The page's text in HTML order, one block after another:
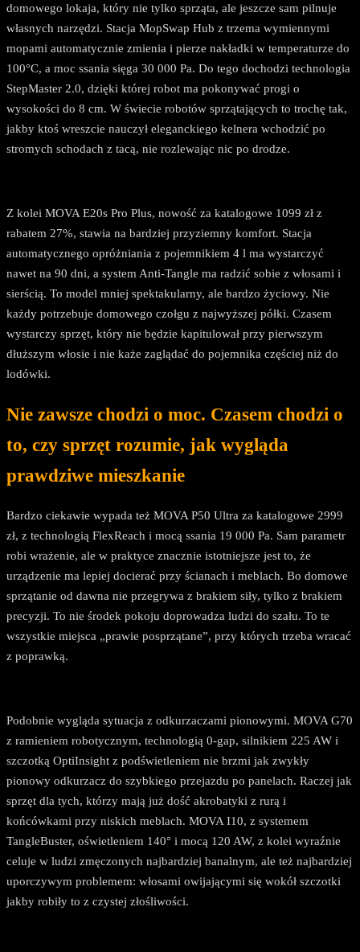
domowego lokaja, który nie tylko sprząta, ale jeszcze sam pilnuje
własnych narzędzi. Stacja MopSwap Hub z trzema wymiennymi
mopami automatycznie zmienia i pierze nakładki w temperaturze do
100°C, a moc ssania sięga 30 000 Pa. Do tego dochodzi technologia
StepMaster 2.0, dzięki której robot ma pokonywać progi o
wysokości do 8 cm. W świecie robotów sprzątających to trochę tak,
jakby ktoś wreszcie nauczył eleganckiego kelnera wchodzić po
stromych schodach z tacą, nie rozlewając nic po drodze.
Z kolei MOVA E20s Pro Plus, nowość za katalogowe 1099 zł z
rabatem 27%, stawia na bardziej przyziemny komfort. Stacja
automatycznego opróżniania z pojemnikiem 4 l ma wystarczyć
nawet na 90 dni, a system Anti-Tangle ma radzić sobie z włosami i
sierścią. To model mniej spektakularny, ale bardzo życiowy. Nie
każdy potrzebuje domowego czołgu z najwyższej półki. Czasem
wystarczy sprzęt, który nie będzie kapitulował przy pierwszym
dłuższym włosie i nie każe zaglądać do pojemnika częściej niż do
lodówki.
Nie zawsze chodzi o moc. Czasem chodzi o
to, czy sprzęt rozumie, jak wygląda
prawdziwe mieszkanie
Bardzo ciekawie wypada też MOVA P50 Ultra za katalogowe 2999
zł, z technologią FlexReach i mocą ssania 19 000 Pa. Sam parametr
robi wrażenie, ale w praktyce znacznie istotniejsze jest to, że
urządzenie ma lepiej docierać przy ścianach i meblach. Bo domowe
sprzątanie od dawna nie przegrywa z brakiem siły, tylko z brakiem
precyzji. To nie środek pokoju doprowadza ludzi do szału. To te
wszystkie miejsca „prawie posprzątane”, przy których trzeba wracać
z poprawką.
Podobnie wygląda sytuacja z odkurzaczami pionowymi. MOVA G70
z ramieniem robotycznym, technologią 0-gap, silnikiem 225 AW i
szczotką OptiInsight z podświetleniem nie brzmi jak zwykły
pionowy odkurzacz do szybkiego przejazdu po panelach. Raczej jak
sprzęt dla tych, którzy mają już dość akrobatyki z rurą i
końcówkami przy niskich meblach. MOVA I10, z systemem
TangleBuster, oświetleniem 140° i mocą 120 AW, z kolei wyraźnie
celuje w ludzi zmęczonych najbardziej banalnym, ale też najbardziej
uporczywym problemem: włosami owijającymi się wokół szczotki
jakby robiły to z czystej złośliwości.